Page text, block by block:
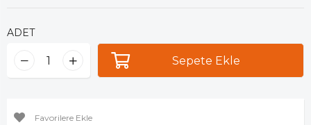
ADET
Favorilere Ekle